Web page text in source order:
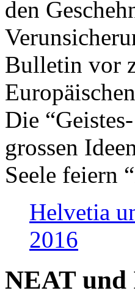
den
Bulletin vor
Die
grossen
Seele feiern
Helvetia
2016
NEAT und